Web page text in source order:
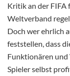
Kritik an der FIFA
Weltverband
Doch wer ehrlich
feststellen, dass
Funktionären und
Spieler selbst